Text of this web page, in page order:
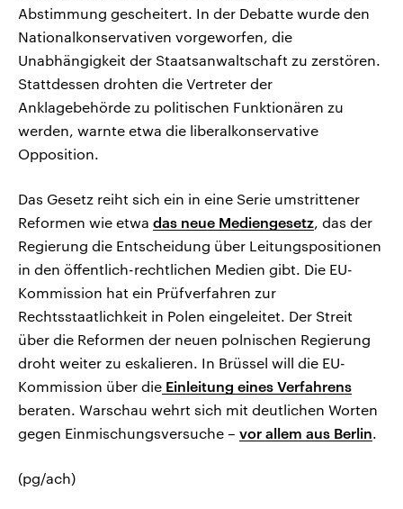
Abstimmung gescheitert. In der Debatte wurde den
Nationalkonservativen vorgeworfen, die
Unabhängigkeit der Staatsanwaltschaft zu zerstören.
Stattdessen drohten die Vertreter der
Anklagebehörde zu politischen Funktionären zu
werden, warnte etwa die liberalkonservative
Opposition.
Das Gesetz reiht sich ein in eine Serie umstrittener
Reformen wie etwa das neue Mediengesetz, das der
Regierung die Entscheidung über Leitungspositionen
in den öffentlich-rechtlichen Medien gibt. Die EU-
Kommission hat ein Prüfverfahren zur
Rechtsstaatlichkeit in Polen eingeleitet. Der Streit
über die Reformen der neuen polnischen Regierung
droht weiter zu eskalieren. In Brüssel will die EU-
Kommission über die Einleitung eines Verfahrens
beraten. Warschau wehrt sich mit deutlichen Worten
gegen Einmischungsversuche – vor allem aus Berlin.
(pg/ach)